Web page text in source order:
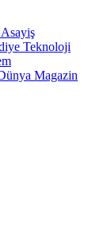
Asayiş
Teknoloji
Magazin